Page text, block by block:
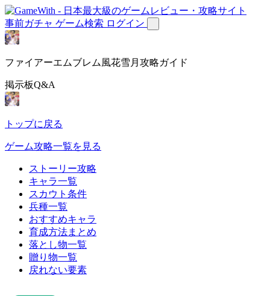
事前ガチャ ゲーム検索 ログイン
ファイアーエムブレム風花雪月攻略ガイド
掲示板Q&A
トップに戻る
ゲーム攻略一覧を見る
ストーリー攻略
キャラ一覧
スカウト条件
兵種一覧
おすすめキャラ
育成方法まとめ
落とし物一覧
贈り物一覧
戻れない要素